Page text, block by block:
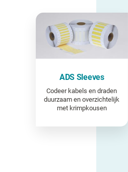
ADS Sleeves
Codeer kabels en draden
duurzaam en overzichtelijk
met krimpkousen